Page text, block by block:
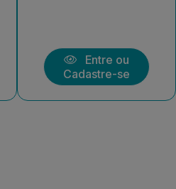
Entre ou
Cadastre-se